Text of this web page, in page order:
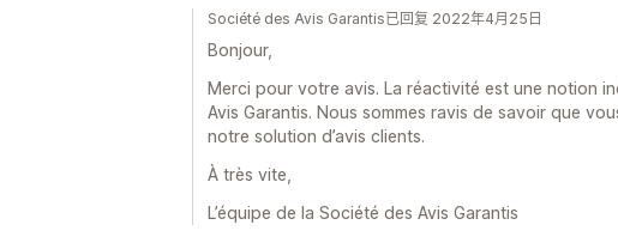
Société des Avis Garantis已回复 2022年4月25日
Bonjour,
Merci pour votre avis. La réactivité est une notion
Avis Garantis. Nous sommes ravis de savoir que
notre solution d’avis clients.
À très vite,
L’équipe de la Société des Avis Garantis